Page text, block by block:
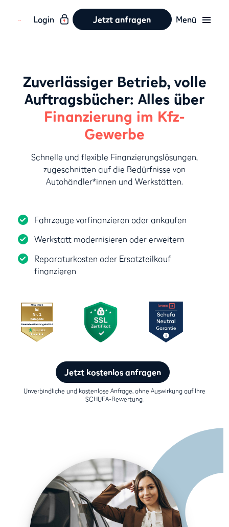
Login Jetzt anfragen Menü
Zuverlässiger Betrieb, volle
Auftragsbücher: Alles über
Finanzierung im Kfz-
Gewerbe
Schnelle und flexible Finanzierungslösungen,
zugeschnitten auf die Bedürfnisse von
Autohändler*innen und Werkstätten.
Fahrzeuge vorfinanzieren oder ankaufen
Werkstatt modernisieren oder erweitern
Reparaturkosten oder Ersatzteilkauf
finanzieren
Jetzt kostenlos anfragen
Unverbindliche und kostenlose Anfrage, ohne Auswirkung auf Ihre
SCHUFA-Bewertung.